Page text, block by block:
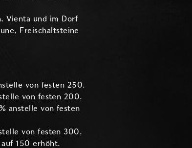
Vienta und im Dorf
Freischaltsteine
von festen 250.
von festen 200.
anstelle von festen
von festen 300.
auf 150 erhöht.